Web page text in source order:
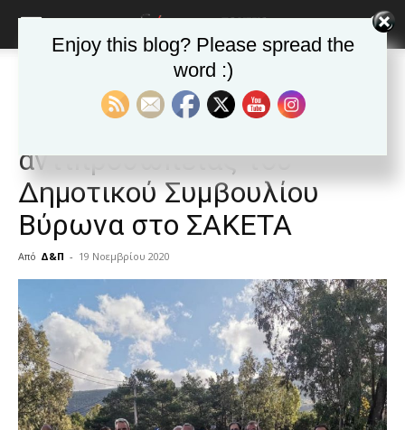
Ανακοινώσεις - Δελτία τύπου
Ανακοινώσεις - Δελτία τύπου Δημοφιλή άρθρα
Διαμαρτυρία
αντιπροσωπείας του
Δημοτικού Συμβουλίου
Βύρωνα στο ΣΑΚΕΤΑ
Από Δ&Π - 19 Νοεμβρίου 2020
lesbians
very
hot
cam
show.desi
xxx
brandi
Enjoy this blog? Please spread the
word :)